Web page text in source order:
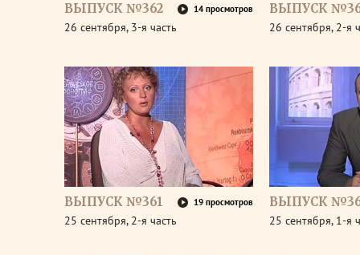
ВЫПУСК №362 14 просмотров
26 сентября, 3-я часть
ВЫПУСК
26 сентября, 2-я
ВЫПУСК №361 19 просмотров
25 сентября, 2-я часть
ВЫПУСК
25 сентября, 1-я